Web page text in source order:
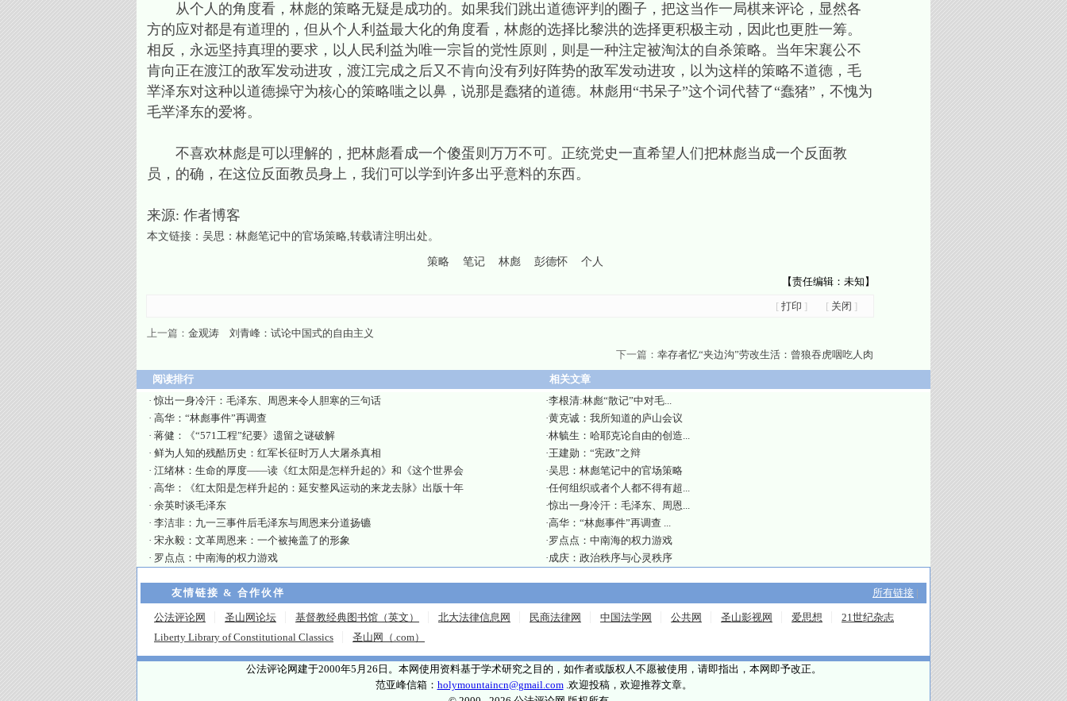
从个人的角度看，林彪的策略无疑是成功的。如果我们跳出道德评判的圈子，把这当作一局棋来评论，显然各
方的应对都是有道理的，但从个人利益最大化的角度看，林彪的选择比黎洪的选择更积极主动，因此也更胜一筹。
相反，永远坚持真理的要求，以人民利益为唯一宗旨的党性原则，则是一种注定被淘汰的自杀策略。当年宋襄公不
肯向正在渡江的敌军发动进攻，渡江完成之后又不肯向没有列好阵势的敌军发动进攻，以为这样的策略不道德，毛
丵泽东对这种以道德操守为核心的策略嗤之以鼻，说那是蠢猪的道德。林彪用“书呆子”这个词代替了“蠢猪”，不愧为
毛丵泽东的爱将。
不喜欢林彪是可以理解的，把林彪看成一个傻蛋则万万不可。正统党史一直希望人们把林彪当成一个反面教
员，的确，在这位反面教员身上，我们可以学到许多出乎意料的东西。
来源: 作者博客
本文链接： 吴思：林彪笔记中的官场策略,转载请注明出处。
策略 笔记 林彪 彭德怀
个人
【责任编辑：未知】
[ 打印 ] [ 关闭 ]
上一篇： 金观涛 刘青峰：试论中国式的自由主义
下一篇： 幸存者忆“夹边沟”劳改生活：曾狼吞虎咽吃人肉
阅读排行
·惊出一身冷汗：毛泽东、周恩来令人胆寒的三句话
· 高华：“林彪事件”再调查
· 蒋健：《“571工程”纪要》遗留之谜破解
· 鲜为人知的残酷历史：红军长征时万人大屠杀真相
· 江绪林：生命的厚度——读《红太阳是怎样升起的》和《这个世界会
· 高华：《红太阳是怎样升起的：延安整风运动的来龙去脉》出版十年
· 余英时谈毛泽东
· 李洁非：九一三事件后毛泽东与周恩来分道扬镳
· 宋永毅：文革周恩来：一个被掩盖了的形象
· 罗点点：中南海的权力游戏
相关文章
·李根清:林彪“散记”中对毛...
·黄克诚：我所知道的庐山会议
·林毓生：哈耶克论自由的创造...
·王建勋：“宪政”之辩
·吴思：林彪笔记中的官场策略
·任何组织或者个人都不得有超...
·惊出一身冷汗：毛泽东、周恩...
·高华：“林彪事件”再调查 ...
·罗点点：中南海的权力游戏
·成庆：政治秩序与心灵秩序
友情链接 & 合作伙伴 所有链接 |
公法评论网 圣山网论坛 基督教经典图书馆（英文） 北大法律信息网 民商法律网 中国法学网 公共网 圣山影视网 爱思想
21世纪杂志
Liberty Library of Constitutional Classics
圣山网（.com）
公法评论网建于2000年5月26日。本网使用资料基于学术研究之目的，如作者或版权人不愿被使用，请即指出，本网即予改正。
范亚峰信箱： holymountaincn@gmail.com.欢迎投稿，欢迎推荐文章。